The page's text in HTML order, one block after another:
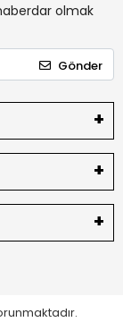
olmak
Gönder